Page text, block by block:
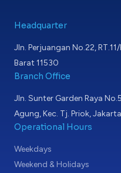
Headquarter
Jln. Perjuangan No.22,
Barat 11530
Branch Office
Jln. Sunter Garden Raya
Agung, Kec. Tj. Priok,
Operational Hours
Weekdays
Weekend & Holidays